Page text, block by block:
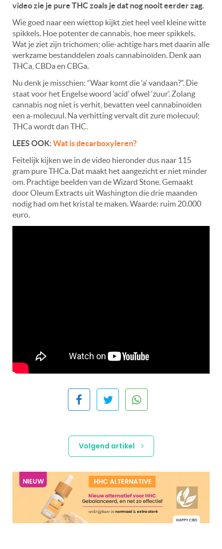
video zie je pure THC zoals je dat nog nooit eerder zag.
Wie goed naar een wiettop kijkt ziet heel veel kleine witte
spikkels. Hoe potenter de cannabis, hoe meer spikkels.
Wat je ziet zijn trichomen; olie-achtige hars met daarin alle
werkzame bestanddelen zoals cannabinoïden. Denk aan
THCa, CBDa en CBGa.
Nu denk je misschien: “Waar komt die ‘a’ vandaan?”. Die
staat voor het Engelse woord ‘acid’ ofwel ‘zuur’. Zolang
cannabis nog niet is verhit, bevatten veel cannabinoïden
een a-molecuul. Na verhitting vervalt dit zure molecuul;
THCa wordt dan THC.
LEES OOK:Wat is decarboxyleren?
Feitelijk kijken we in de video hieronder dus naar 115
gram pure THCa. Dat maakt het aangezicht er niet minder
om. Prachtige beelden van de Wizard Stone. Gemaakt
door Oleum Extracts uit Washington die drie maanden
nodig had om het kristal te maken. Waarde: ruim 20.000
euro.
Volgend artikel